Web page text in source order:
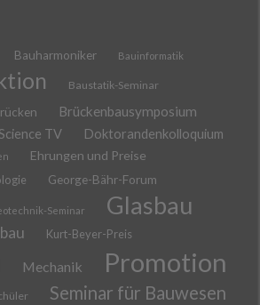
Bauharmoniker Bauinformatik
Baustatik-Seminar
Brückenbausymposium
TV Doktorandenkolloquium
Ehrungen und Preise
George-Bähr-Forum
Seminar Glasbau
Kurt-Beyer-Preis
Mechanik Promotion
Seminar für Bauwesen